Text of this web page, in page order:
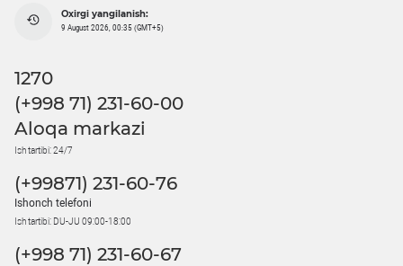
Oxirgi yangilanish:
9 August 2026, 00:35 (GMT+5)
1270
(+998 71) 231-60-00
Aloqa markazi
Ish tartibi: 24/7
(+99871) 231-60-76
Ishonch telefoni
Ish tartibi: DU-JU 09:00-18:00
(+998 71) 231-60-67